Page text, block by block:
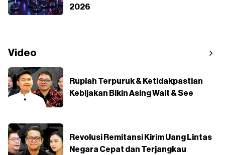
2026
Video
Rupiah Terpuruk & Ketidakpastian
Kebijakan Bikin Asing Wait & See
Revolusi Remitansi Kirim Uang Lintas
Negara Cepat dan Terjangkau